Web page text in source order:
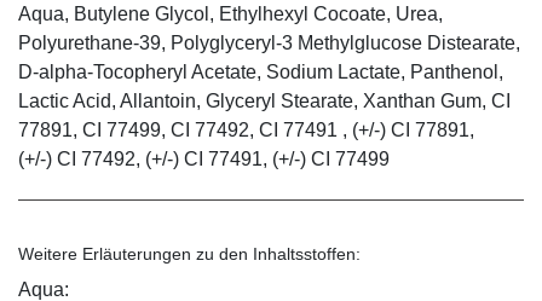
Aqua, Butylene Glycol, Ethylhexyl Cocoate, Urea,
Polyurethane-39, Polyglyceryl-3 Methylglucose Distearate,
D-alpha-Tocopheryl Acetate, Sodium Lactate, Panthenol,
Lactic Acid, Allantoin, Glyceryl Stearate, Xanthan Gum, CI
77891, CI 77499, CI 77492, CI 77491 , (+/-) CI 77891,
(+/-) CI 77492, (+/-) CI 77491, (+/-) CI 77499
Weitere Erläuterungen zu den Inhaltsstoffen:
Aqua: